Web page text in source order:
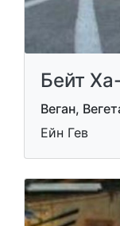
Бейт
Веган,
Ейн Гев